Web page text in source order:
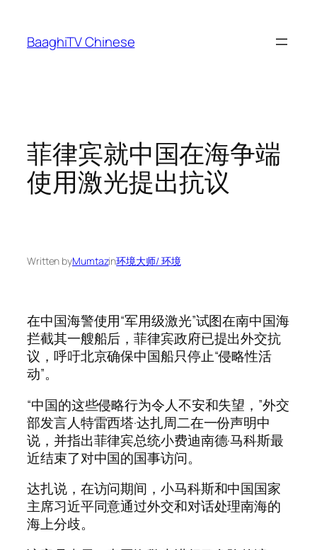
content
BaaghiTV Chinese
菲律宾就中国在海争端
使用激光提出抗议
Written byMumtazin环境大师/ 环境
在中国海警使用“军用级激光”试图在南中国海
拦截其一艘船后，菲律宾政府已提出外交抗
议，呼吁北京确保中国船只停止“侵略性活
动”。
“中国的这些侵略行为令人不安和失望，”外交
部发言人特雷西塔·达扎周二在一份声明中
说，并指出菲律宾总统小费迪南德·马科斯最
近结束了对中国的国事访问。
达扎说，在访问期间，小马科斯和中国国家
主席习近平同意通过外交和对话处理南海的
海上分歧。